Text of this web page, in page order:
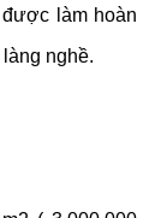
làm hoàn
nghề.